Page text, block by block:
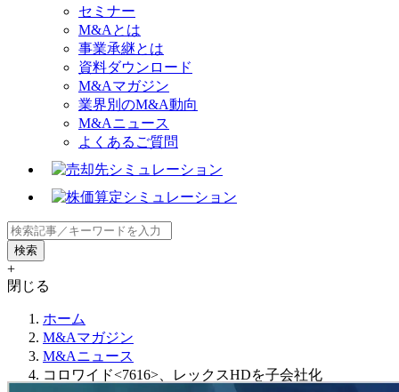
セミナー
M&Aとは
事業承継とは
資料ダウンロード
M&Aマガジン
業界別のM&A動向
M&Aニュース
よくあるご質問
+
閉じる
ホーム
M&Aマガジン
M&Aニュース
コロワイド<7616>、レックスHDを子会社化